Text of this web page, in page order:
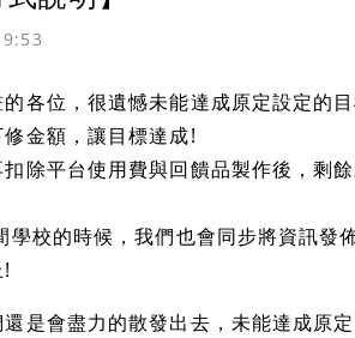
各位，很遺憾未能達成原定設定的
金額，讓目標達成!
除平台使用費與回饋品製作後，剩
學校的時候，我們也會同步將資訊發
是會盡力的散發出去，未能達成原